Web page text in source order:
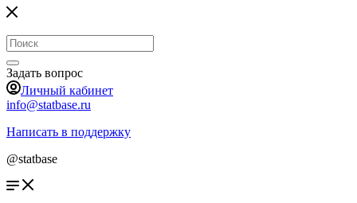
Задать вопрос
Личный кабинет
info@statbase.ru
Написать в поддержку
@statbase